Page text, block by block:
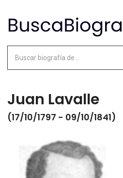
Juan Lavalle
(17/10/1797 - 09/10/1841)